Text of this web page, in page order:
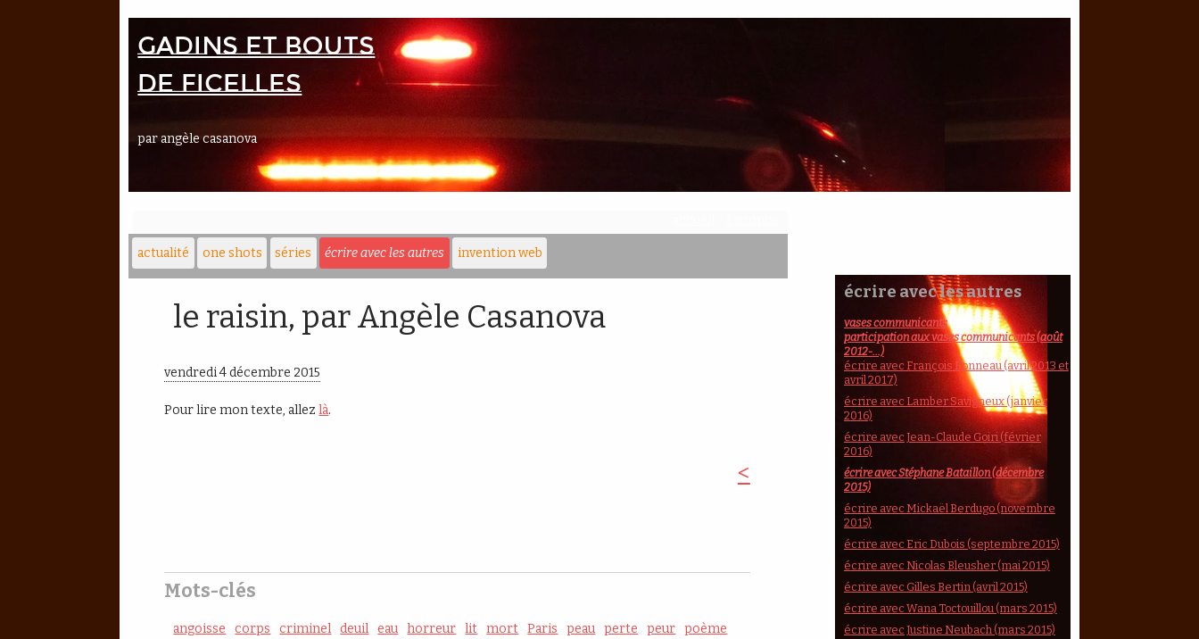
Gadins et bouts
de ficelles
par angèle casanova
actualité one shots séries écrire avec les autres invention web
le raisin, par Angèle Casanova
vendredi 4 décembre 2015
Pour lire mon texte, allezlà.
<
Mots-clés
angoisse corps criminel deuil eau horreur lit mort Paris peau perte peur
poème
écrire avec les autres
vases communicants
participation aux vases communicants (août
2012-...)
écrire avec François Bonneau (avril 2013 et
avril 2017)
écrire avec Lamber Savigneux (janvier
2016)
écrire avec Jean-Claude Goiri (février
2016)
écrire avec Stéphane Bataillon (décembre
2015)
écrire avec Mickaël Berdugo (novembre
2015)
écrire avec Eric Dubois (septembre 2015)
écrire avec Nicolas Bleusher (mai 2015)
écrire avec Gilles Bertin (avril 2015)
écrire avec Wana Toctouillou (mars 2015)
écrire avec Justine Neubach (mars 2015)